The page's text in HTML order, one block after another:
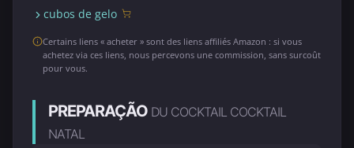
cubos de gelo
Certains liens « acheter » sont des liens affiliés Amazon : si vous
achetez via ces liens, nous percevons une commission, sans surcoût
pour vous.
PREPARAÇÃO DU COCKTAIL COCKTAIL
NATAL